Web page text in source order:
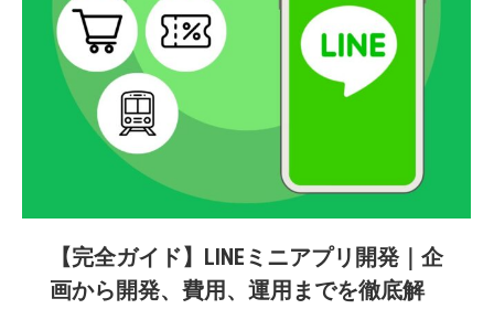
【完全ガイド】LINEミニアプリ開発｜企
画から開発、費用、運用までを徹底解